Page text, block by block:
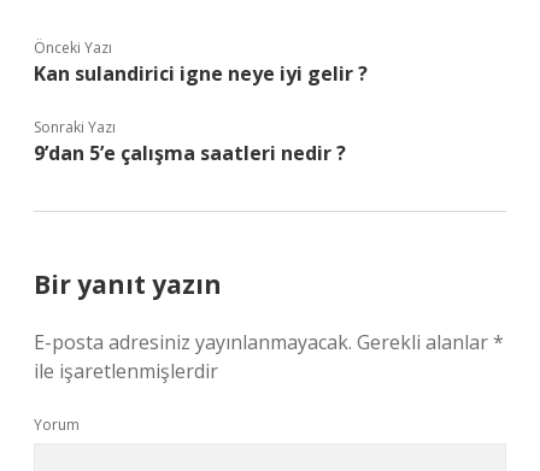
Önceki Yazı
Kan sulandirici igne neye iyi gelir ?
Sonraki Yazı
9’dan 5’e çalışma saatleri nedir ?
Bir yanıt yazın
E-posta adresiniz yayınlanmayacak. Gerekli alanlar*
ile işaretlenmişlerdir
Yorum